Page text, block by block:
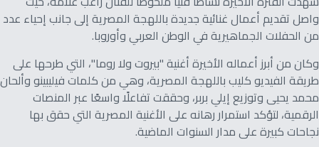
واصل تقديم أعمال غنائية جديدة باللهجة المصرية إلى جانب إحياء عدد
من الحفلات الجماهيرية في الوطن العربي وأوروبا.
وكان من أبرز أعماله الأخيرة أغنية "بيروت ولا روما"، التي طرحها على
طريقة الفيديو كليب باللهجة المصرية، وهي من كلمات فيليبينو وألحان
محمد يحيى وتوزيع إيلي بربر، وحققت تفاعلًا واسعًا عبر المنصات
الرقمية، لتؤكد استمرار رهانه على الأغنية المصرية التي حقق بها
نجاحات كبيرة على مدار السنوات الماضية.